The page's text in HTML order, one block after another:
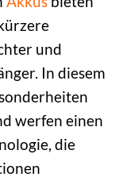
und
In diesem
werfen einen
die